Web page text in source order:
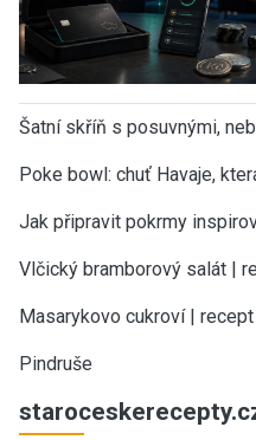
Šatní skříň s posuvnými,
Poke bowl: chuť Havaje,
Jak připravit pokrmy
Vlčický bramborový salát |
Masarykovo cukroví |
Pindruše